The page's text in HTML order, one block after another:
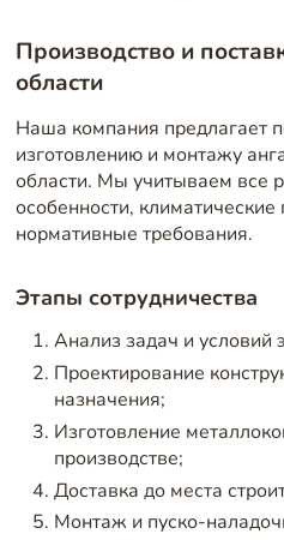
Производство и
области
Наша компания предлагает
изготовлению и монтажу
области. Мы учитываем все
особенности, климатические
нормативные требования.
Этапы сотрудничества
Анализ задач и условий
Проектирование
назначения;
Изготовление
производстве;
Доставка до места
Монтаж и пуско-